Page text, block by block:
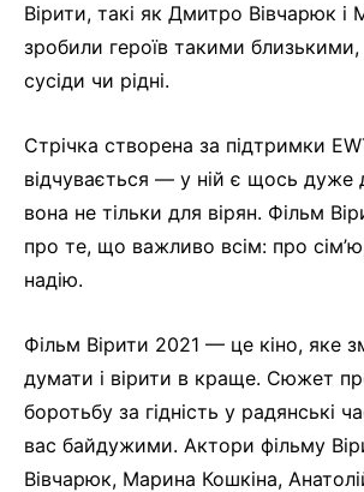
Вірити, такі як Дмитро Вівчарюк і
зробили героїв такими близькими,
сусіди чи рідні.
Стрічка створена за підтримки
відчувається — у ній є щось дуже
вона не тільки для вірян. Фільм
про те, що важливо всім: про
надію.
Фільм Вірити 2021 — це кіно, яке
думати і вірити в краще. Сюжет
боротьбу за гідність у радянські
вас байдужими. Актори фільму
Вівчарюк, Марина Кошкіна,